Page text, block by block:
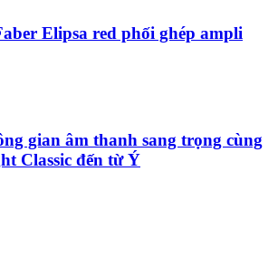
Elipsa red phối ghép ampli
gian âm thanh sang trọng cùng
Classic đến từ Ý